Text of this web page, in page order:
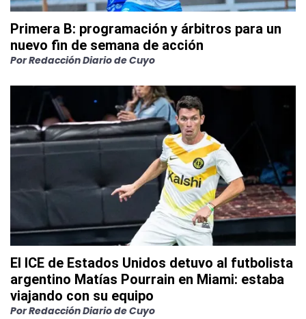
Primera B: programación y árbitros para un
nuevo fin de semana de acción
PorRedacción Diario de Cuyo
El ICE de Estados Unidos detuvo al futbolista
argentino Matías Pourrain en Miami: estaba
viajando con su equipo
PorRedacción Diario de Cuyo